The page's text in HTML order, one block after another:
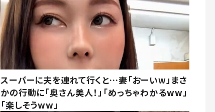
スーパーに夫を連れて行くと…妻「おーいw」まさ
かの行動に「奥さん美人！」「めっちゃわかるww」
「楽しそうww」